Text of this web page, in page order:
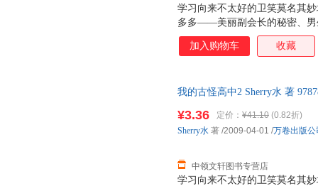
学习向来不太好的卫笑莫名其
多多——美丽副会长的秘密、男
大怪诞传说、同宿舍舍友的真
精灵、神兽、妖怪魔物在学校
加入购物车 收藏
我的古怪高中2 Sherry水 著
学习向来不太好的卫笑莫名其
¥3.36 定价： ¥41.10 (0.82折)
中领文轩图书专营店
Sherry水 著 /2009-04-01 /万卷出版公